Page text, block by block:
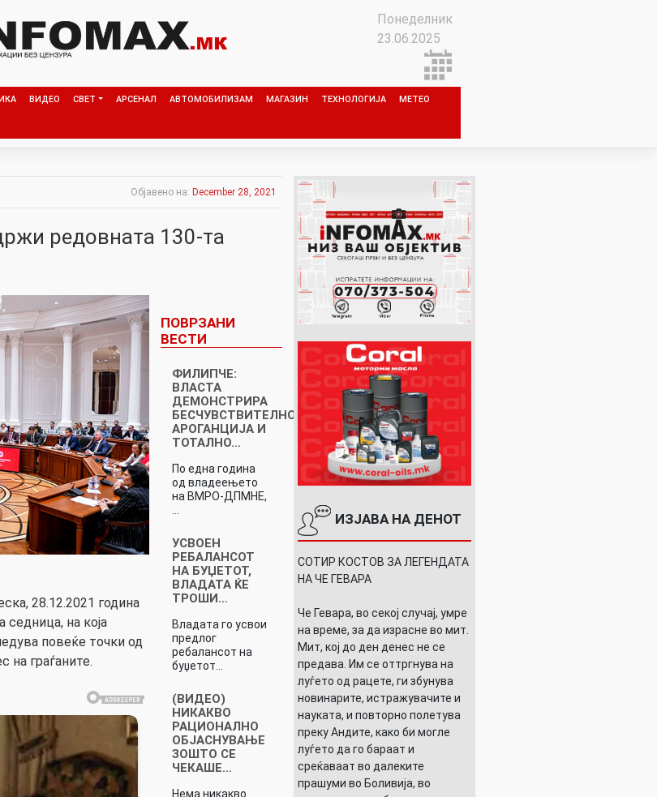
Понеделник
23.06.2025
ВИДЕО СВЕТ АРСЕНАЛ АВТОМОБИЛИЗАМ МАГАЗИН ТЕХНОЛОГИЈА МЕТЕО
Објавено на: December 28, 2021
редовната 130-та
28.12.2021 година
седница, на која
повеќе точки од
на граѓаните.
ПОВРЗАНИ
ВЕСТИ
ФИЛИПЧЕ:
ВЛАСТА
ДЕМОНСТРИРА
БЕСЧУВСТВИТЕЛНОСТ,
АРОГАНЦИЈА И
ТОТАЛНО…
По една година
од владеењето
на ВМРО-ДПМНЕ,
УСВОЕН
РЕБАЛАНСОТ
НА БУЏЕТОТ,
ВЛАДАТА ЌЕ
ТРОШИ…
Владата го усвои
предлог
ребалансот на
буџетот…
(ВИДЕО)
НИКАКВО
РАЦИОНАЛНО
ОБЈАСНУВАЊЕ
ЗОШТО СЕ
ЧЕКАШЕ…
Нема никакво
ИЗЈАВА НА ДЕНОТ
СОТИР КОСТОВ ЗА ЛЕГЕНДАТА
НА ЧЕ ГЕВАРА
Че Гевара, во секој случај, умре
на време, за да израсне во мит.
Мит, кој до ден денес не се
предава. Им се оттргнува на
луѓето од рацете, ги збунува
новинарите, истражувачите и
науката, и повторно полетува
преку Андите, како би могле
луѓето да го бараат и
среќаваат во далеките
прашуми во Боливија, во